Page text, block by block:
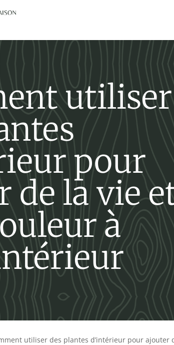
utiliser
pour
de la vie
à
utiliser des plantes d’intérieur pour